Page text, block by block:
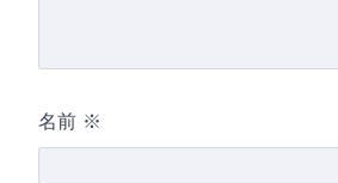
名前 ※